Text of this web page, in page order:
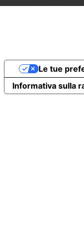
Informativa sulla
Le tue